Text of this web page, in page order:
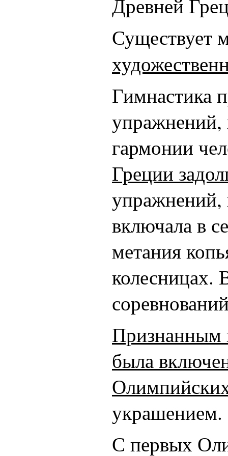
Древней
Существует
Гимнастика
упражнений,
гармонии
Греции
упражнений,
включала в
метания
колесницах.
Признанным
была
украшением.
С первых